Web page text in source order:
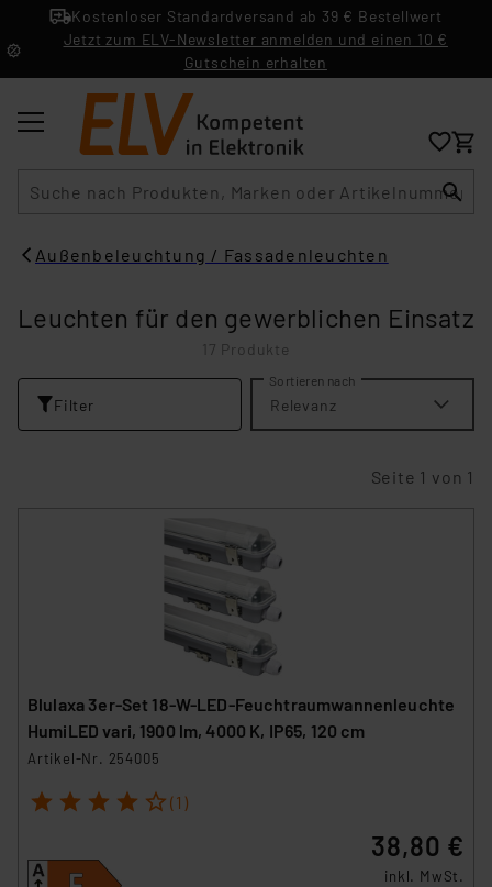
Kostenloser Standardversand ab 39 € Bestellwert
Jetzt zum ELV-Newsletter anmelden und einen 10 €
Gutschein erhalten
Außenbeleuchtung / Fassadenleuchten
Leuchten für den gewerblichen Einsatz
17 Produkte
Filter
Sortieren nach
Relevanz
Seite 1 von 1
Blulaxa 3er-Set 18-W-LED-Feuchtraumwannenleuchte
HumiLED vari, 1900 lm, 4000 K, IP65, 120 cm
Artikel-Nr. 254005
1 2 3 4 5 (1)
38,80 €
inkl. MwSt.